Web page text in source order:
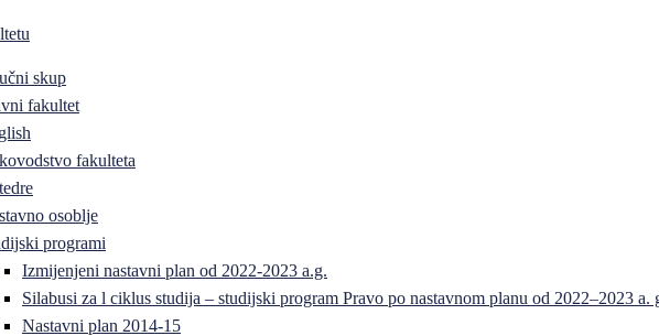
skup
fakultet
fakulteta
osoblje
programi
Izmijenjeni nastavni plan od 2022-2023 a.g.
Silabusi za l ciklus studija – studijski program Pravo po nastavnom planu od 2022–2023 a.
Nastavni plan 2014-15